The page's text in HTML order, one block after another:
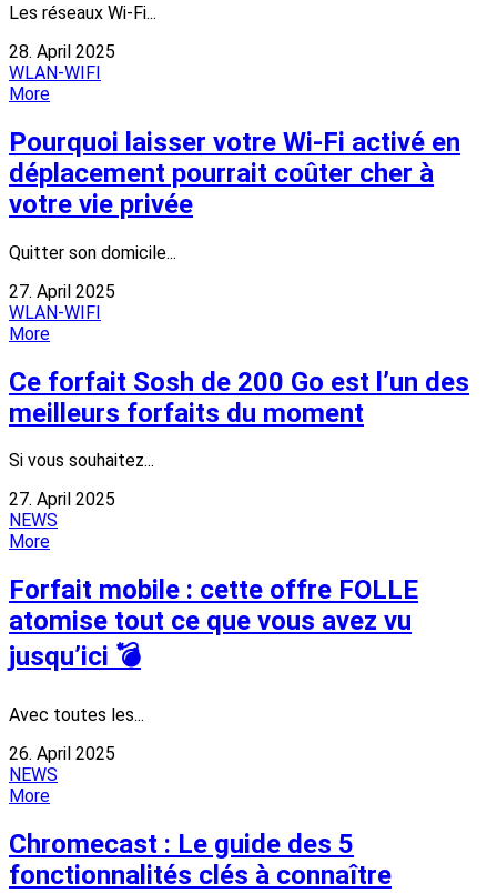
Les réseaux Wi-Fi...
28. April 2025
WLAN-WIFI
More
Pourquoi laisser votre Wi-Fi activé en
déplacement pourrait coûter cher à
votre vie privée
Quitter son domicile...
27. April 2025
WLAN-WIFI
More
Ce forfait Sosh de 200 Go est l’un des
meilleurs forfaits du moment
Si vous souhaitez...
27. April 2025
NEWS
More
Forfait mobile : cette offre FOLLE
atomise tout ce que vous avez vu
jusqu’ici 💣
Avec toutes les...
26. April 2025
NEWS
More
Chromecast : Le guide des 5
fonctionnalités clés à connaître